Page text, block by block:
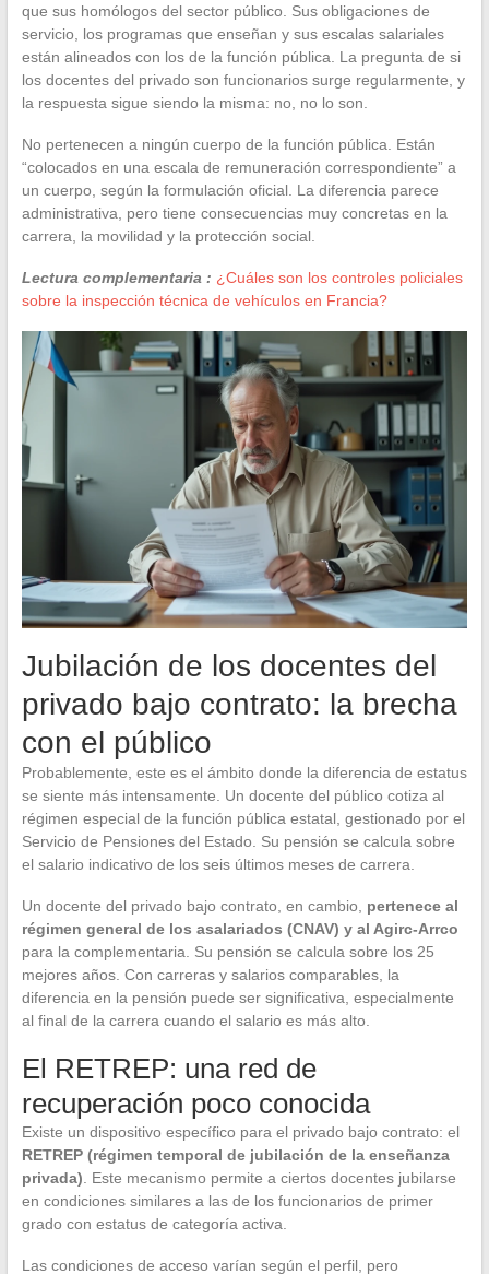
que sus homólogos del sector público. Sus obligaciones de
servicio, los programas que enseñan y sus escalas salariales
están alineados con los de la función pública. La pregunta de si
los docentes del privado son funcionarios surge regularmente, y
la respuesta sigue siendo la misma: no, no lo son.
No pertenecen a ningún cuerpo de la función pública. Están
“colocados en una escala de remuneración correspondiente” a
un cuerpo, según la formulación oficial. La diferencia parece
administrativa, pero tiene consecuencias muy concretas en la
carrera, la movilidad y la protección social.
Lectura complementaria : ¿Cuáles son los controles policiales
sobre la inspección técnica de vehículos en Francia?
Jubilación de los docentes del
privado bajo contrato: la brecha
con el público
Probablemente, este es el ámbito donde la diferencia de estatus
se siente más intensamente. Un docente del público cotiza al
régimen especial de la función pública estatal, gestionado por el
Servicio de Pensiones del Estado. Su pensión se calcula sobre
el salario indicativo de los seis últimos meses de carrera.
Un docente del privado bajo contrato, en cambio, pertenece al
régimen general de los asalariados (CNAV) y al Agirc-Arrco
para la complementaria. Su pensión se calcula sobre los 25
mejores años. Con carreras y salarios comparables, la
diferencia en la pensión puede ser significativa, especialmente
al final de la carrera cuando el salario es más alto.
El RETREP: una red de
recuperación poco conocida
Existe un dispositivo específico para el privado bajo contrato: el
RETREP (régimen temporal de jubilación de la enseñanza
privada) . Este mecanismo permite a ciertos docentes jubilarse
en condiciones similares a las de los funcionarios de primer
grado con estatus de categoría activa.
Las condiciones de acceso varían según el perfil, pero